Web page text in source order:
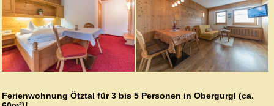
Ferienwohnung Ötztal für 3 bis 5 Personen in Obergurgl (ca.